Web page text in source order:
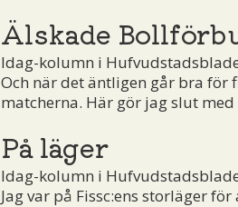
Älskade
Idag-kolumn i
Och när det äntligen går bra för
matcherna. Här gör jag slut
På läger
Idag-kolumn i
Jag var på Fissc:ens storläger